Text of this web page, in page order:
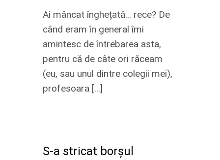
Ai mâncat înghețată... rece? De
când eram în general îmi
amintesc de întrebarea asta,
pentru că de câte ori răceam
(eu, sau unul dintre colegii mei),
profesoara [...]
S-a stricat borșul